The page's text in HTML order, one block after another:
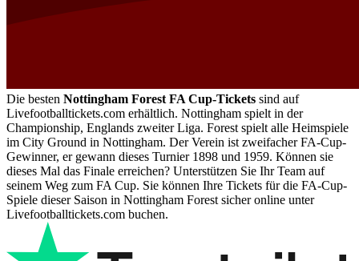
Die besten Nottingham Forest FA Cup-Tickets sind auf
Livefootballtickets.com erhältlich. Nottingham spielt in der
Championship, Englands zweiter Liga. Forest spielt alle Heimspiele
im City Ground in Nottingham. Der Verein ist zweifacher FA-Cup-
Gewinner, er gewann dieses Turnier 1898 und 1959. Können sie
dieses Mal das Finale erreichen? Unterstützen Sie Ihr Team auf
seinem Weg zum FA Cup. Sie können Ihre Tickets für die FA-Cup-
Spiele dieser Saison in Nottingham Forest sicher online unter
Livefootballtickets.com buchen.